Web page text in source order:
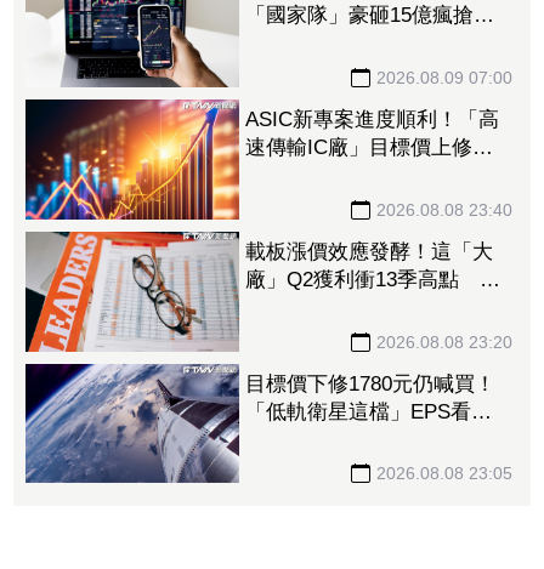
「國家隊」豪砸15億瘋搶這6
張反1登買超王2026.08.09 07:00
ASIC新專案進度順利！「高
速傳輸IC廠」目標價上修至
2026.08.08 23:40
載板漲價效應發酵！這「大
廠」Q2獲利衝13季高點 再
2026.08.08 23:20
目標價下修1780元仍喊買！
「低軌衛星這檔」EPS看至
2026.08.08 23:05